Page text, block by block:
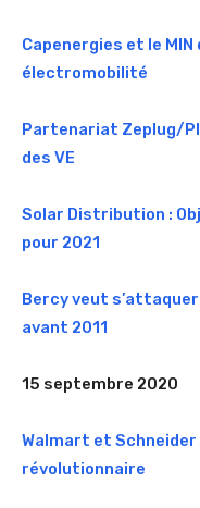
Capenergies et le
électromobilité
Partenariat Zeplug/
des VE
Solar Distribution :
pour 2021
Bercy veut
avant 2011
15 septembre 2020
Walmart et
révolutionnaire